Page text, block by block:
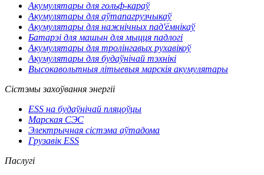
Акумулятары для гольф-караў
Акумулятары для аўтапагрузчыкаў
Акумулятары для нажнічных пад'ёмнікаў
Батарэі для машын для мыцця падлогі
Акумулятары для тролінгавых рухавікоў
Акумулятары для будаўнічай тэхнікі
Высокавольтныя літыевыя марскія акумулятары
Сістэмы захоўвання энергіі
ESS на будаўнічай пляцоўцы
Марская СЭС
Электрычная сістэма аўтадома
Грузавік ESS
Паслугі